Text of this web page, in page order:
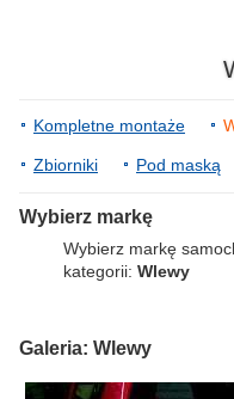
Kompletne montaże
Zbiorniki Pod maską
Wybierz markę
Wybierz markę
kategorii: Wlewy
Galeria: Wlewy